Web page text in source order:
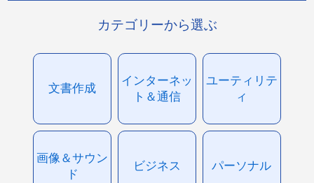
カテゴリーから選ぶ
文書作成
インターネッ
ト＆通信
ユーティリテ
ィ
画像＆サウン
ド
ビジネス パーソナル